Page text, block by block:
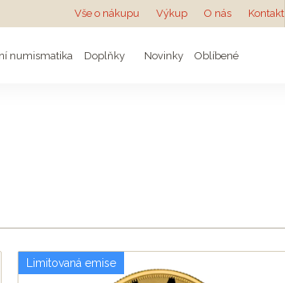
Vše o nákupu Výkup O nás Kontakt
numismatika Doplňky Novinky Oblíbené
Limitovaná emise